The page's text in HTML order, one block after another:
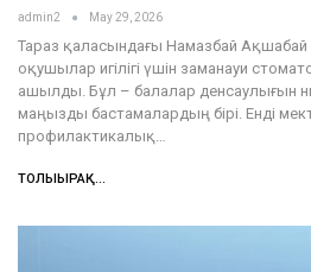
admin2 May 29, 2026
Тараз қаласындағы Намазбай Ақшабай
оқушылар игілігі үшін заманауи
ашылды. Бұл – балалар денсаулығын
маңызды бастамалардың бірі. Енді
профилактикалық…
ТОЛЫҒЫРАҚ...